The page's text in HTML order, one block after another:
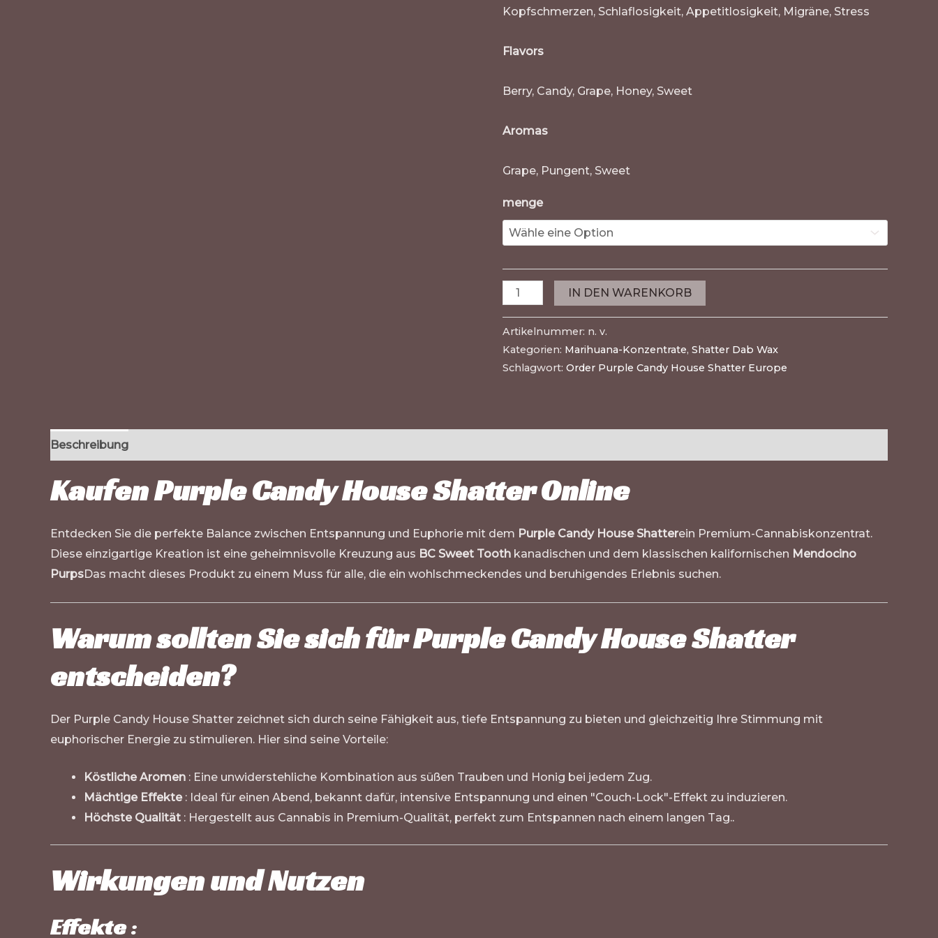
Kopfschmerzen, Schlaflosigkeit, Appetitlosigkeit, Migräne, Stress
Flavors
Berry, Candy, Grape, Honey, Sweet
Aromas
Grape, Pungent, Sweet
menge
IN DEN WARENKORB
Artikelnummer: n. v.
Kategorien: Marihuana-Konzentrate, Shatter Dab Wax
Schlagwort: Order Purple Candy House Shatter Europe
Beschreibung
Kaufen Purple Candy House Shatter Online
Entdecken Sie die perfekte Balance zwischen Entspannung und Euphorie mit dem Purple Candy House Shatterein Premium-Cannabiskonzentrat.
Diese einzigartige Kreation ist eine geheimnisvolle Kreuzung aus BC Sweet Tooth kanadischen und dem klassischen kalifornischen Mendocino
PurpsDas macht dieses Produkt zu einem Muss für alle, die ein wohlschmeckendes und beruhigendes Erlebnis suchen.
Warum sollten Sie sich für Purple Candy House Shatter
entscheiden?
Der Purple Candy House Shatter zeichnet sich durch seine Fähigkeit aus, tiefe Entspannung zu bieten und gleichzeitig Ihre Stimmung mit
euphorischer Energie zu stimulieren. Hier sind seine Vorteile:
Köstliche Aromen : Eine unwiderstehliche Kombination aus süßen Trauben und Honig bei jedem Zug.
Mächtige Effekte: Ideal für einen Abend, bekannt dafür, intensive Entspannung und einen "Couch-Lock"-Effekt zu induzieren.
Höchste Qualität : Hergestellt aus Cannabis in Premium-Qualität, perfekt zum Entspannen nach einem langen Tag..
Wirkungen und Nutzen
Effekte: